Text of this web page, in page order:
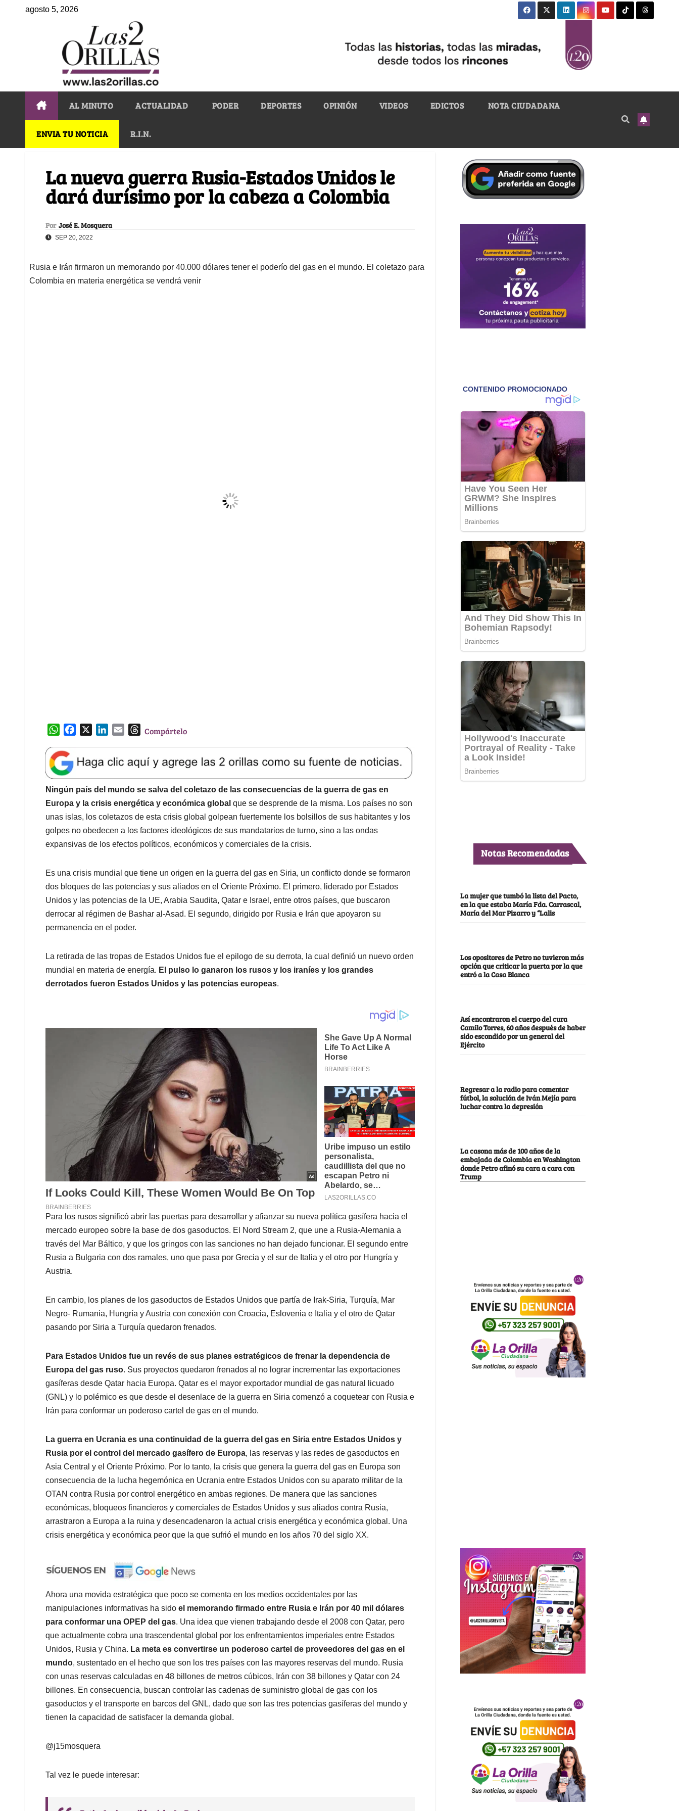
agosto 5, 2026
AL MINUTO ACTUALIDAD PODER DEPORTES OPINIÓN VIDEOS EDICTOS NOTA CIUDADANA
ENVIA TU NOTICIA R.I.N.
La nueva guerra Rusia-Estados Unidos le
dará durísimo por la cabeza a Colombia
Por José E. Mosquera
SEP 20, 2022
Rusia e Irán firmaron un memorando por 40.000 dólares tener el poderío del gas en el mundo. El coletazo para
Colombia en materia energética se vendrá venir
W
a
t
s
A
p
p
e
b
o
o
k
k
e
d
I
n
l
T
e
a
d
s
Compártelo
Ningún país del mundo se salva del coletazo de las consecuencias de la guerra de gas en
Europa y la crisis energética y económica global que se desprende de la misma. Los países no son
unas islas, los coletazos de esta crisis global golpean fuertemente los bolsillos de sus habitantes y los
golpes no obedecen a los factores ideológicos de sus mandatarios de turno, sino a las ondas
expansivas de los efectos políticos, económicos y comerciales de la crisis.
Es una crisis mundial que tiene un origen en la guerra del gas en Siria, un conflicto donde se formaron
dos bloques de las potencias y sus aliados en el Oriente Próximo. El primero, liderado por Estados
Unidos y las potencias de la UE, Arabia Saudita, Qatar e Israel, entre otros países, que buscaron
derrocar al régimen de Bashar al-Asad. El segundo, dirigido por Rusia e Irán que apoyaron su
permanencia en el poder.
La retirada de las tropas de Estados Unidos fue el epilogo de su derrota, la cual definió un nuevo orden
mundial en materia de energía. El pulso lo ganaron los rusos y los iraníes y los grandes
derrotados fueron Estados Unidos y las potencias europeas.
Para los rusos significó abrir las puertas para desarrollar y afianzar su nueva política gasífera hacia el
mercado europeo sobre la base de dos gasoductos. El Nord Stream 2, que une a Rusia-Alemania a
través del Mar Báltico, y que los gringos con las sanciones no han dejado funcionar. El segundo entre
Rusia a Bulgaria con dos ramales, uno que pasa por Grecia y el sur de Italia y el otro por Hungría y
Austria.
En cambio, los planes de los gasoductos de Estados Unidos que partía de Irak-Siria, Turquía, Mar
Negro- Rumania, Hungría y Austria con conexión con Croacia, Eslovenia e Italia y el otro de Qatar
pasando por Siria a Turquía quedaron frenados.
Para Estados Unidos fue un revés de sus planes estratégicos de frenar la dependencia de
Europa del gas ruso. Sus proyectos quedaron frenados al no lograr incrementar las exportaciones
gasíferas desde Qatar hacia Europa. Qatar es el mayor exportador mundial de gas natural licuado
(GNL) y lo polémico es que desde el desenlace de la guerra en Siria comenzó a coquetear con Rusia e
Irán para conformar un poderoso cartel de gas en el mundo.
La guerra en Ucrania es una continuidad de la guerra del gas en Siria entre Estados Unidos y
Rusia por el control del mercado gasífero de Europa, las reservas y las redes de gasoductos en
Asia Central y el Oriente Próximo. Por lo tanto, la crisis que genera la guerra del gas en Europa son
consecuencia de la lucha hegemónica en Ucrania entre Estados Unidos con su aparato militar de la
OTAN contra Rusia por control energético en ambas regiones. De manera que las sanciones
económicas, bloqueos financieros y comerciales de Estados Unidos y sus aliados contra Rusia,
arrastraron a Europa a la ruina y desencadenaron la actual crisis energética y económica global. Una
crisis energética y económica peor que la que sufrió el mundo en los años 70 del siglo XX.
Ahora una movida estratégica que poco se comenta en los medios occidentales por las
manipulaciones informativas ha sido el memorando firmado entre Rusia e Irán por 40 mil dólares
para conformar una OPEP del gas. Una idea que vienen trabajando desde el 2008 con Qatar, pero
que actualmente cobra una trascendental global por los enfrentamientos imperiales entre Estados
Unidos, Rusia y China. La meta es convertirse un poderoso cartel de proveedores del gas en el
mundo, sustentado en el hecho que son los tres países con las mayores reservas del mundo. Rusia
con unas reservas calculadas en 48 billones de metros cúbicos, Irán con 38 billones y Qatar con 24
billones. En consecuencia, buscan controlar las cadenas de suministro global de gas con los
gasoductos y el transporte en barcos del GNL, dado que son las tres potencias gasíferas del mundo y
tienen la capacidad de satisfacer la demanda global.
@j15mosquera
Tal vez le puede interesar:
Notas Recomendadas
La mujer que tumbó la lista del Pacto,
en la que estaba María Fda. Carrascal,
María del Mar Pizarro y “Lalis
Los opositores de Petro no tuvieron más
opción que criticar la puerta por la que
entró a la Casa Blanca
Así encontraron el cuerpo del cura
Camilo Torres, 60 años después de haber
sido escondido por un general del
Ejército
Regresar a la radio para comentar
fútbol, la solución de Iván Mejía para
luchar contra la depresión
La casona más de 100 años de la
embajada de Colombia en Washington
donde Petro afinó su cara a cara con
Trump